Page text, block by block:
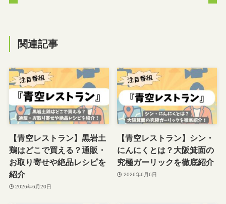
関連記事
【青空レストラン】黒岩土
鶏はどこで買える？通販・
お取り寄せや絶品レシピを
紹介
2026年6月20日
【青空レストラン】シン・
にんにくとは？大阪箕面の
究極ガーリックを徹底紹介
2026年6月6日